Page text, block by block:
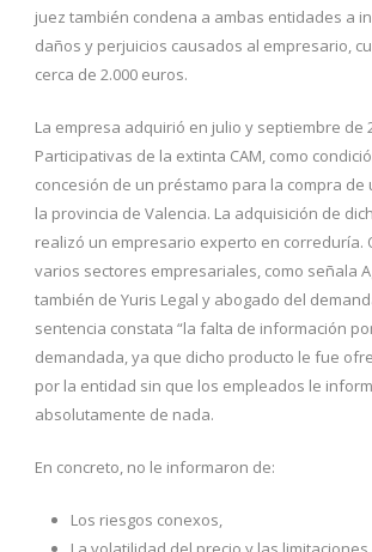
juez también condena a ambas entidades a
daños y perjuicios causados al empresario,
cerca de 2.000 euros.
La empresa adquirió en julio y septiembre de
Participativas de la extinta CAM, como
concesión de un préstamo para la compra
la provincia de Valencia. La adquisición de
realizó un empresario experto en correduría.
varios sectores empresariales, como señala
también de Yuris Legal y abogado del
sentencia constata “la falta de información
demandada, ya que dicho producto le fue
por la entidad sin que los empleados le
absolutamente de nada.
En concreto, no le informaron de:
Los riesgos conexos,